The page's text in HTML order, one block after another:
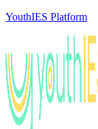
YouthIES Platform